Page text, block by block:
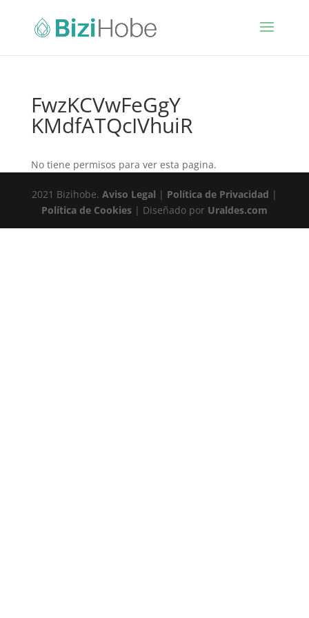
FwzKCVwFeGgY
KMdfATQcIVhuiR
No tiene permisos para ver esta pagina.
2021 Bizihobe. Aviso Legal | Política de Privacidad |
Política de Cookies| Diseñado por Uraldes.com